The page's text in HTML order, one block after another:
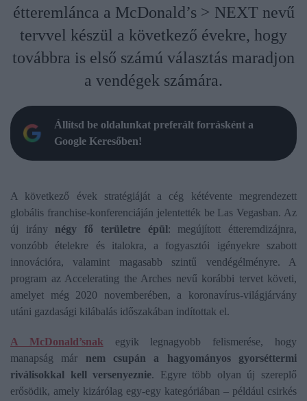
étteremlánca a McDonald’s > NEXT nevű
tervvel készül a következő évekre, hogy
továbbra is első számú választás maradjon
a vendégek számára.
Állítsd be oldalunkat preferált forrásként a
Google Keresőben!
A következő évek stratégiáját a cég kétévente megrendezett
globális franchise-konferenciáján jelentették be Las Vegasban. Az
új irány négy fő területre épül: megújított étteremdizájnra,
vonzóbb ételekre és italokra, a fogyasztói igényekre szabott
innovációra, valamint magasabb szintű vendégélményre. A
program az Accelerating the Arches nevű korábbi tervet követi,
amelyet még 2020 novemberében, a koronavírus-világjárvány
utáni gazdasági kilábalás időszakában indítottak el.
A McDonald’snak egyik legnagyobb felismerése, hogy
manapság már nem csupán a hagyományos gyorséttermi
riválisokkal kell versenyeznie. Egyre több olyan új szereplő
erősödik, amely kizárólag egy-egy kategóriában – például csirkés